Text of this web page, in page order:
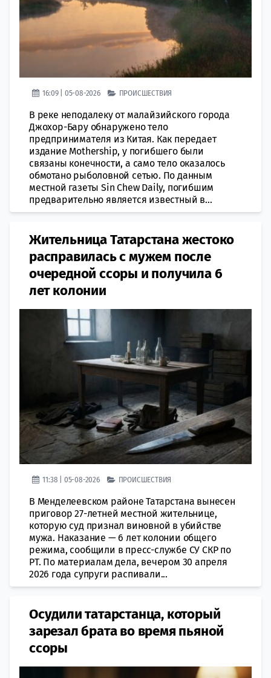
16:09 | 05-08-2026 ПРОИСШЕСТВИЯ
В реке неподалеку от малайзийского города
Джохор-Бару обнаружено тело
предпринимателя из Китая. Как передает
издание Mothership, у погибшего были
связаны конечности, а само тело оказалось
обмотано рыболовной сетью. По данным
местной газеты Sin Chew Daily, погибшим
предварительно является известный в...
Жительница Татарстана жестоко
расправилась с мужем после
очередной ссоры и получила 6
лет колонии
11:38 | 05-08-2026 ПРОИСШЕСТВИЯ
В Менделеевском районе Татарстана вынесен
приговор 27-летней местной жительнице,
которую суд признал виновной в убийстве
мужа. Наказание — 6 лет колонии общего
режима, сообщили в пресс-службе СУ СКР по
РТ. По материалам дела, вечером 30 апреля
2026 года супруги распивали...
Осудили татарстанца, который
зарезал брата во время пьяной
ссоры